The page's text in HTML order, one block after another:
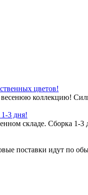
цветов!
весенюю коллекцию!
3 дня!
складе. Сборка
поставки идут по